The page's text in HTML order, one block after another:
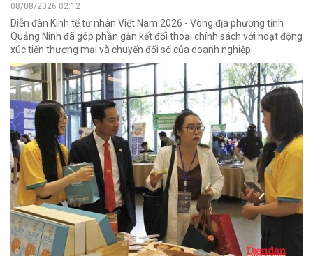
08/08/2026 02:12
Diễn đàn Kinh tế tư nhân Việt Nam 2026 - Vòng địa phương tỉnh
Quảng Ninh đã góp phần gắn kết đối thoại chính sách với hoạt động
xúc tiến thương mại và chuyển đổi số của doanh nghiệp.